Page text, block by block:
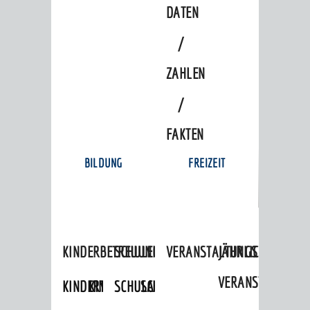
DATEN
/
ZAHLEN
/
FAKTEN
BILDUNG
KINDERBETREUUNG
KINDERTAGESPFLEGE
KINDERKRIPPEN
SCHULEN
SCHULARTEN
SCHULVERWALTUNG
FREIZEIT
VERANSTALTUNGSKALENDER
JÄHRLICHE